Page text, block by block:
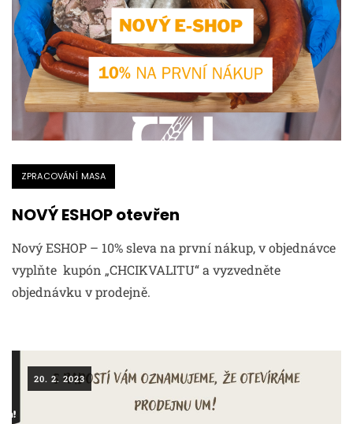
ZPRACOVÁNÍ MASA
NOVÝ ESHOP otevřen
Nový ESHOP – 10% sleva na první nákup, v objednávce
vyplňte kupón „CHCIKVALITU“ a vyzvedněte
objednávku v prodejně.
20. 2. 2023